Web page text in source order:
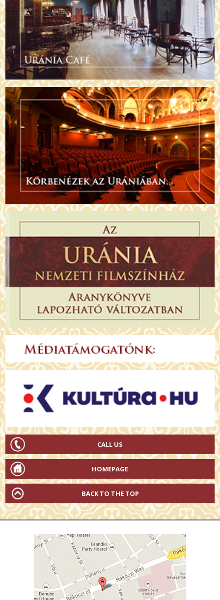
CALL US
HOMEPAGE
BACK TO THE TOP